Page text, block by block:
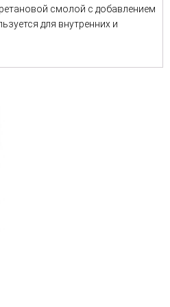
смолой с добавлением
для внутренних и